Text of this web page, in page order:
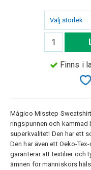
Välj storlek
Finns i
Mágico Misstep
ringspunnen och kammad
superkvalitet! Den har ett
Den har även ett Oeko-
garanterar att textilier och
ämnen för människors